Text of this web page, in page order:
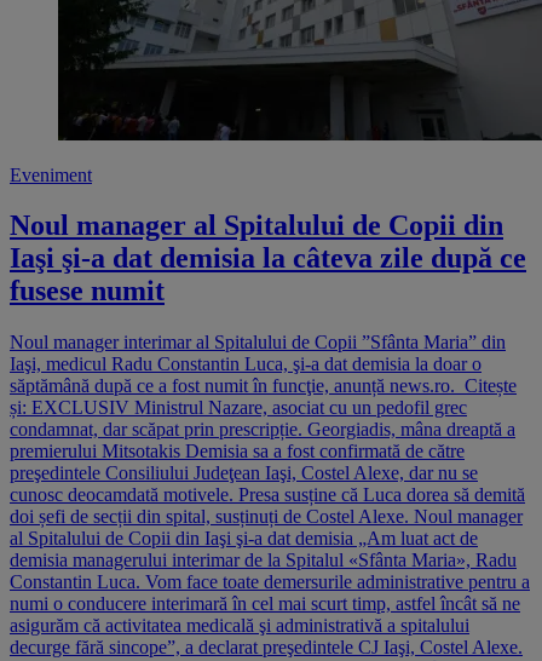
Eveniment
Noul manager al Spitalului de Copii din
Iaşi şi-a dat demisia la câteva zile după ce
fusese numit
Noul manager interimar al Spitalului de Copii ”Sfânta Maria” din
Iaşi, medicul Radu Constantin Luca, şi-a dat demisia la doar o
săptămână după ce a fost numit în funcţie, anunță news.ro. Citește
și: EXCLUSIV Ministrul Nazare, asociat cu un pedofil grec
condamnat, dar scăpat prin prescripție. Georgiadis, mâna dreaptă a
premierului Mitsotakis Demisia sa a fost confirmată de către
preşedintele Consiliului Judeţean Iaşi, Costel Alexe, dar nu se
cunosc deocamdată motivele. Presa susține că Luca dorea să demită
doi șefi de secții din spital, susținuți de Costel Alexe. Noul manager
al Spitalului de Copii din Iaşi şi-a dat demisia „Am luat act de
demisia managerului interimar de la Spitalul «Sfânta Maria», Radu
Constantin Luca. Vom face toate demersurile administrative pentru a
numi o conducere interimară în cel mai scurt timp, astfel încât să ne
asigurăm că activitatea medicală şi administrativă a spitalului
decurge fără sincope”, a declarat preşedintele CJ Iaşi, Costel Alexe.